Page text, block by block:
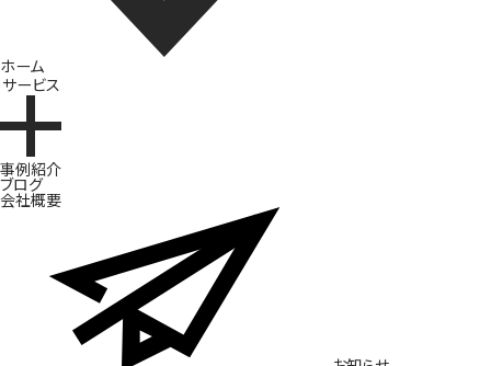
ホーム
サービス
ブランド開発
事例紹介
ブログ
会社概要